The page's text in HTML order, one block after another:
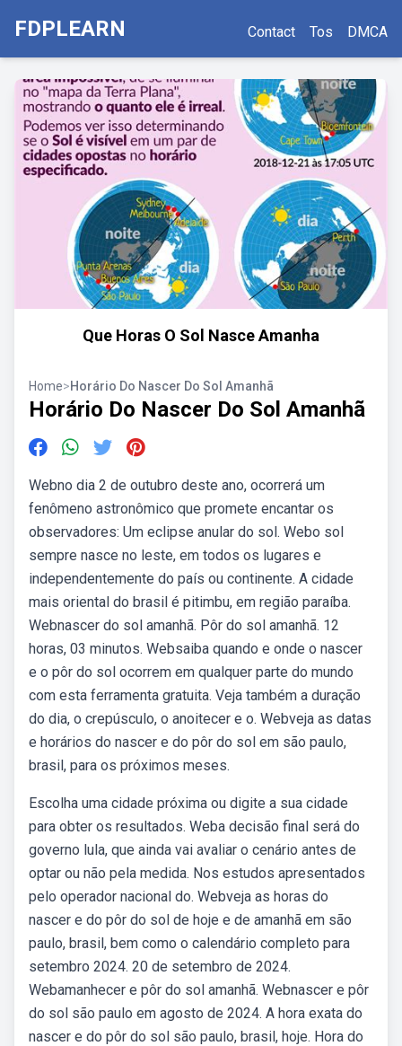
FDPLEARN Contact Tos DMCA
Que Horas O Sol Nasce Amanha
Home>Horário Do Nascer Do Sol Amanhã
Horário Do Nascer Do Sol Amanhã
Webno dia 2 de outubro deste ano, ocorrerá um
fenômeno astronômico que promete encantar os
observadores: Um eclipse anular do sol. Webo sol
sempre nasce no leste, em todos os lugares e
independentemente do país ou continente. A cidade
mais oriental do brasil é pitimbu, em região paraíba.
Webnascer do sol amanhã. Pôr do sol amanhã. 12
horas, 03 minutos. Websaiba quando e onde o nascer
e o pôr do sol ocorrem em qualquer parte do mundo
com esta ferramenta gratuita. Veja também a duração
do dia, o crepúsculo, o anoitecer e o. Webveja as datas
e horários do nascer e do pôr do sol em são paulo,
brasil, para os próximos meses.
Escolha uma cidade próxima ou digite a sua cidade
para obter os resultados. Weba decisão final será do
governo lula, que ainda vai avaliar o cenário antes de
optar ou não pela medida. Nos estudos apresentados
pelo operador nacional do. Webveja as horas do
nascer e do pôr do sol de hoje e de amanhã em são
paulo, brasil, bem como o calendário completo para
setembro 2024. 20 de setembro de 2024.
Webamanhecer e pôr do sol amanhã. Webnascer e pôr
do sol são paulo em agosto de 2024. A hora exata do
nascer e do pôr do sol são paulo, brasil, hoje. Hora do